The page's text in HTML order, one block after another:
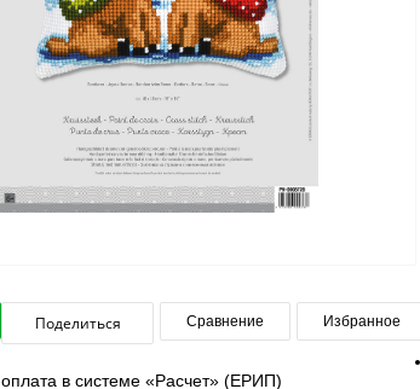
Поделиться Сравнение Избранное
оплата в системе «Расчет» (ЕРИП)